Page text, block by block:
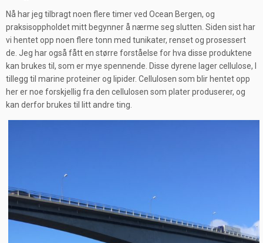
Nå har jeg tilbragt noen flere timer ved Ocean Bergen, og
praksisoppholdet mitt begynner å nærme seg slutten. Siden sist har
vi hentet opp noen flere tonn med tunikater, renset og prosessert
de. Jeg har også fått en større forståelse for hva disse produktene
kan brukes til, som er mye spennende. Disse dyrene lager cellulose, I
tillegg til marine proteiner og lipider. Cellulosen som blir hentet opp
her er noe forskjellig fra den cellulosen som plater produserer, og
kan derfor brukes til litt andre ting.